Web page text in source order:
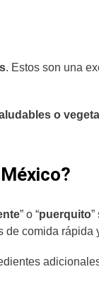
. Estos son una
o
” o “puerquito
comida rápida